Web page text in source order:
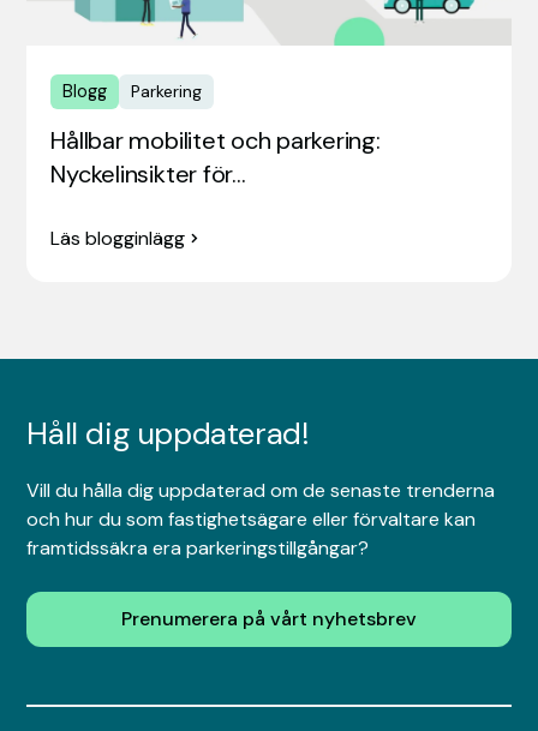
Blogg Parkering
Hållbar mobilitet och parkering:
Nyckelinsikter för…
Läs blogginlägg
Håll dig uppdaterad!
Vill du hålla dig uppdaterad om de senaste trenderna
och hur du som fastighetsägare eller förvaltare kan
framtidssäkra era parkeringstillgångar?
Prenumerera på vårt nyhetsbrev